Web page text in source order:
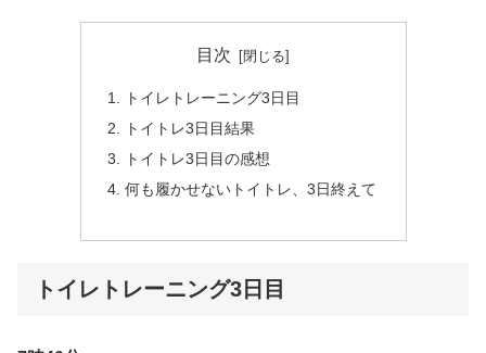
目次
トイレトレーニング3日目
トイトレ3日目結果
トイトレ3日目の感想
何も履かせないトイトレ、3日終えて
トイレトレーニング3日目